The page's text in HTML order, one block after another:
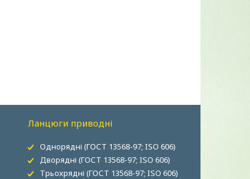
Ланцюги приводні
Однорядні (ГОСТ 13568-97; ISO 606)
Дворядні (ГОСТ 13568-97; ISO 606)
Трьохрядні (ГОСТ 13568-97; ISO 606)